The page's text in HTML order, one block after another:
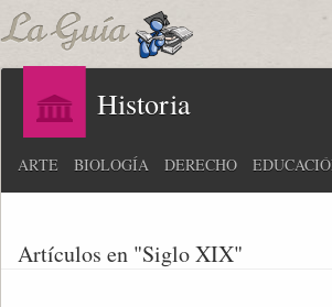
Historia
ARTE BIOLOGÍA DERECHO
Artículos en "Siglo XIX"